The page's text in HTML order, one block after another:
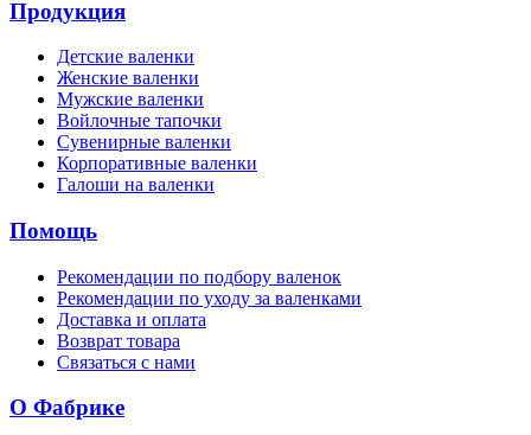
Продукция
Детские валенки
Женские валенки
Мужские валенки
Войлочные тапочки
Сувенирные валенки
Корпоративные валенки
Галоши на валенки
Помощь
Рекомендации по подбору валенок
Рекомендации по уходу за валенками
Доставка и оплата
Возврат товара
Связаться с нами
О Фабрике